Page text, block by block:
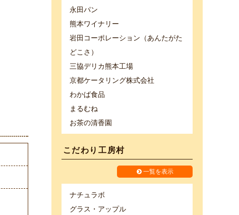
永田パン
熊本ワイナリー
岩田コーポレーション（あんたがた
どこさ）
三協デリカ熊本工場
京都ケータリング株式会社
わかば食品
まるむね
お茶の清香園
こだわり工房村
一覧を表示
ナチュラボ
グラス・アップル